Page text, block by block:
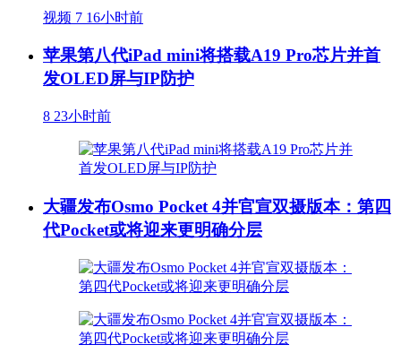
视频 7 16小时前
苹果第八代iPad mini将搭载A19 Pro芯片并首
发OLED屏与IP防护
8 23小时前
大疆发布Osmo Pocket 4并官宣双摄版本：第四
代Pocket或将迎来更明确分层